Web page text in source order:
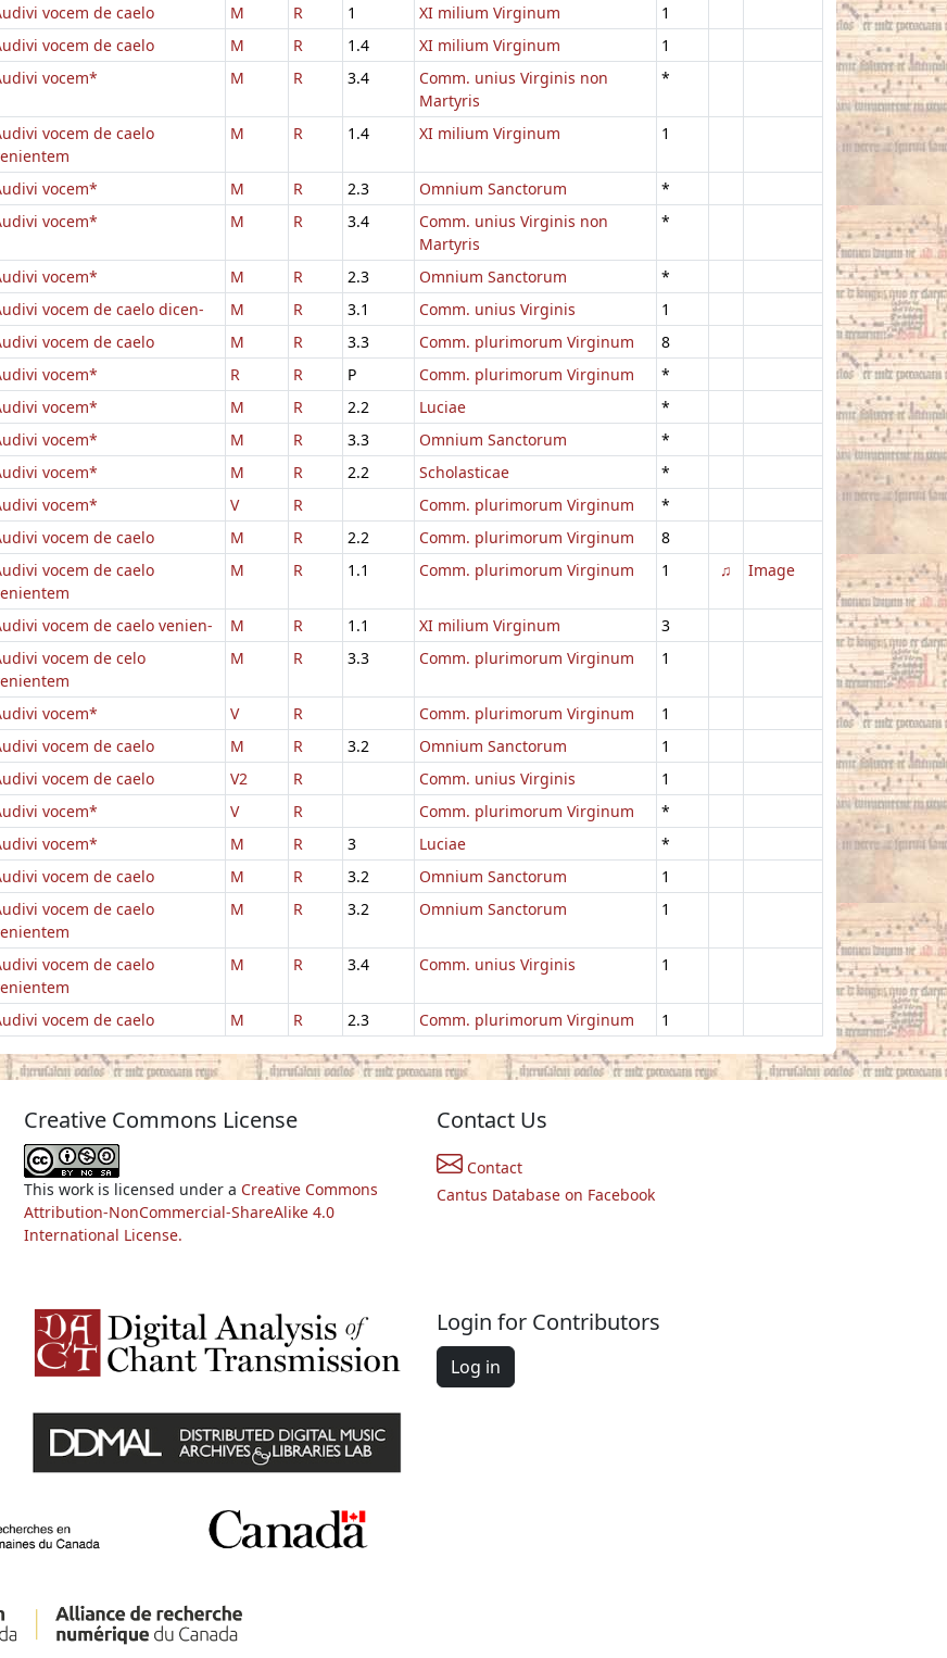
vocem de caelo M R 1 XI milium Virginum
1
vocem de caelo M R 1.4 XI milium Virginum
1
vocem* M R 3.4
Comm. unius Virginis non
Martyris
*
vocem de caelo
M R 1.4 XI milium Virginum 1
vocem* M R 2.3 Omnium Sanctorum
*
vocem* M R 3.4
Comm. unius Virginis non
Martyris
*
vocem* M R 2.3 Omnium Sanctorum
*
vocem de caelo dicen- M R 3.1 Comm. unius Virginis
1
vocem de caelo M R 3.3 Comm. plurimorum Virginum
8
vocem* R R P Comm. plurimorum Virginum
*
vocem* M R 2.2 Luciae
*
vocem* M R 3.3 Omnium Sanctorum
*
vocem* M R 2.2 Scholasticae
*
vocem* V R Comm. plurimorum Virginum
*
vocem de caelo M R 2.2 Comm. plurimorum Virginum
8
vocem de caelo
M R 1.1 Comm. plurimorum Virginum 1 ♫ Image
vocem de caelo venien- M R 1.1 XI milium Virginum
3
vocem de celo
M R 3.3 Comm. plurimorum Virginum 1
vocem* V R Comm. plurimorum Virginum
1
vocem de caelo M R 3.2 Omnium Sanctorum
1
vocem de caelo V2 R Comm. unius Virginis
1
vocem* V R Comm. plurimorum Virginum
*
vocem* M R 3 Luciae
*
vocem de caelo M R 3.2 Omnium Sanctorum
1
vocem de caelo
M R 3.2 Omnium Sanctorum 1
vocem de caelo
M R 3.4 Comm. unius Virginis 1
vocem de caelo M R 2.3 Comm. plurimorum Virginum 1
Creative Commons License
This work is licensed under a Creative Commons
Attribution-NonCommercial-ShareAlike 4.0
International License.
Contact Us
Contact
Cantus Database on Facebook
Login for Contributors
Log in